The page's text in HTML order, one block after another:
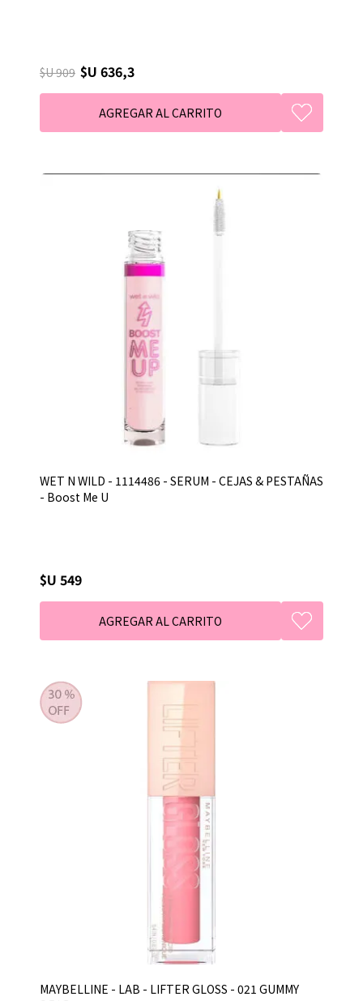
$U 909 $U 636,3
WET N WILD - 1114486 - SERUM - CEJAS & PESTAÑAS
- Boost Me U
$U 549
MAYBELLINE - LAB - LIFTER GLOSS - 021 GUMMY